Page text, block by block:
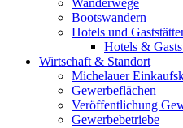
Wanderwege
Bootswandern
Hotels und
Hotels &
Wirtschaft & Standort
Michelauer
Gewerbeflächen
Veröffentlichung
Gewerbebetriebe